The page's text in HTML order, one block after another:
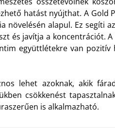
hatást nyújthat. A Gold
növelésén alapul. Ez segíti
és javítja a koncentrációt.
együttlétekre van pozitív
lehet azoknak, akik
csökkenést
is alkalmazható.